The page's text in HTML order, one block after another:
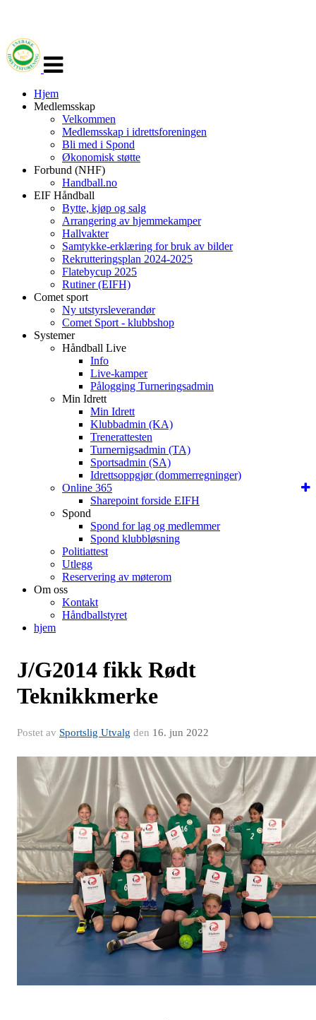
navigasjon
Hjem
Medlemsskap
Velkommen
Medlemsskap i idrettsforeningen
Bli med i Spond
Økonomisk støtte
Forbund (NHF)
Handball.no
EIF Håndball
Bytte, kjøp og salg
Arrangering av hjemmekamper
Hallvakter
Samtykke-erklæring for bruk av bilder
Rekrutteringsplan 2024-2025
Flatebycup 2025
Rutiner (EIFH)
Comet sport
Ny utstyrsleverandør
Comet Sport - klubbshop
Systemer
Håndball Live
Info
Live-kamper
Pålogging Turneringsadmin
Min Idrett
Min Idrett
Klubbadmin (KA)
Trenerattesten
Turnernigsadmin (TA)
Sportsadmin (SA)
Idrettsoppgjør (dommerregninger)
Online 365
Sharepoint forside EIFH
Spond
Spond for lag og medlemmer
Spond klubbløsning
Politiattest
Utlegg
Reservering av møterom
Om oss
Kontakt
Håndballstyret
hjem
J/G2014 fikk Rødt
Teknikkmerke
Postet av Sportslig Utvalg den 16. jun 2022